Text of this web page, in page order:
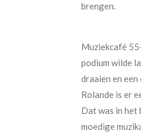
brengen.
Muziekcafé
podium wilde
draaien en
Rolande is er
Dat was in het
moedige